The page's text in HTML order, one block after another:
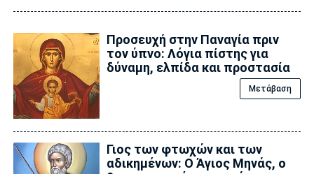
Προσευχή στην Παναγία πριν
τον ύπνο: Λόγια πίστης για
δύναμη, ελπίδα και προστασία
Μετάβαση
Γιος των φτωχών και των
αδικημένων: Ο Άγιος Μηνάς, ο